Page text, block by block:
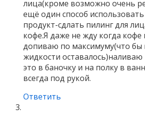
лица(кроме возможно очень
ещё один способ
продукт-сдлать пилинг для
кофе.Я даже не жду когда кофе
допиваю по максимуму(что
жидкости
это в баночку и на полку в
всегда под рукой.
Ответить